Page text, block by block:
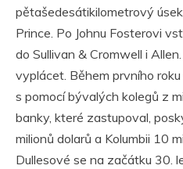
pětašedesátikilometrový
Prince. Po Johnu Fosterovi
do Sullivan & Cromwell i
vyplácet. Během prvního
s pomocí bývalých kolegů z
banky, které zastupoval,
milionů dolarů a Kolumbii 10
Dullesové se na začátku 30.